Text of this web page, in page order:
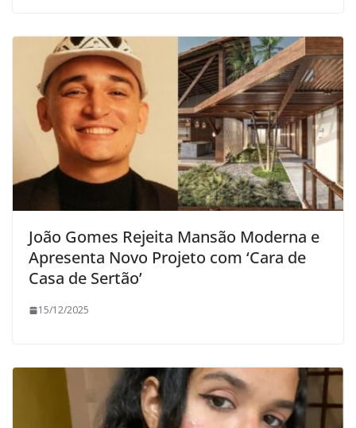
João Gomes Rejeita Mansão Moderna e
Apresenta Novo Projeto com ‘Cara de
Casa de Sertão’
15/12/2025